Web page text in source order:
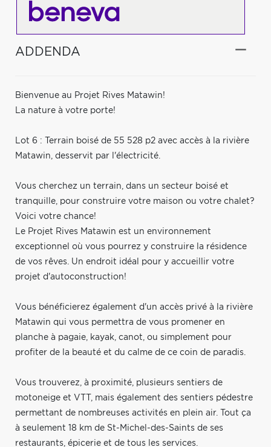
ADDENDA
Bienvenue au Projet Rives Matawin!
La nature à votre porte!
Lot 6 : Terrain boisé de 55 528 p2 avec accès à la rivière
Matawin, desservit par l'électricité.
Vous cherchez un terrain, dans un secteur boisé et
tranquille, pour construire votre maison ou votre chalet?
Voici votre chance!
Le Projet Rives Matawin est un environnement
exceptionnel où vous pourrez y construire la résidence
de vos rêves. Un endroit idéal pour y accueillir votre
projet d'autoconstruction!
Vous bénéficierez également d'un accès privé à la rivière
Matawin qui vous permettra de vous promener en
planche à pagaie, kayak, canot, ou simplement pour
profiter de la beauté et du calme de ce coin de paradis.
Vous trouverez, à proximité, plusieurs sentiers de
motoneige et VTT, mais également des sentiers pédestre
permettant de nombreuses activités en plein air. Tout ça
à seulement 18 km de St-Michel-des-Saints de ses
restaurants, épicerie et de tous les services.